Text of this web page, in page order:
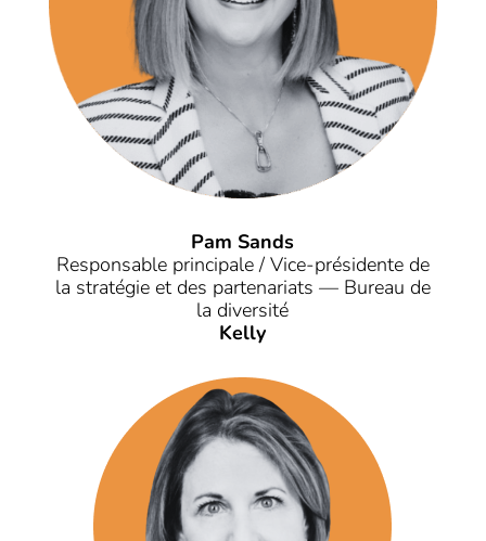
Pam Sands
Responsable principale / Vice-présidente de
la stratégie et des partenariats — Bureau de
la diversité
Kelly